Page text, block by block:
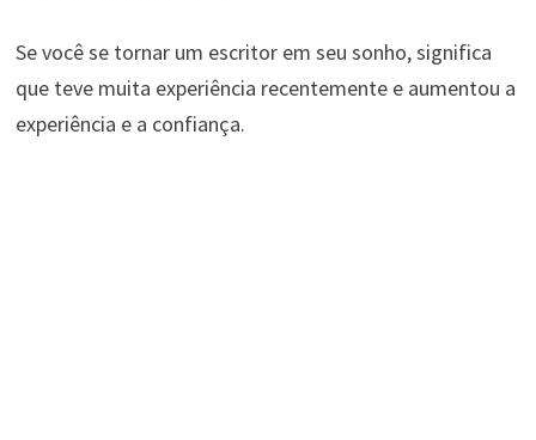
Se você se tornar um escritor em seu sonho, significa
que teve muita experiência recentemente e aumentou a
experiência e a confiança.